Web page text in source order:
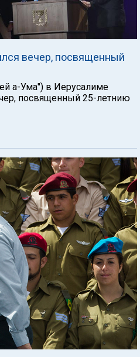
вечер, посвященный
а-Ума") в Иерусалиме
посвященный 25-летнию